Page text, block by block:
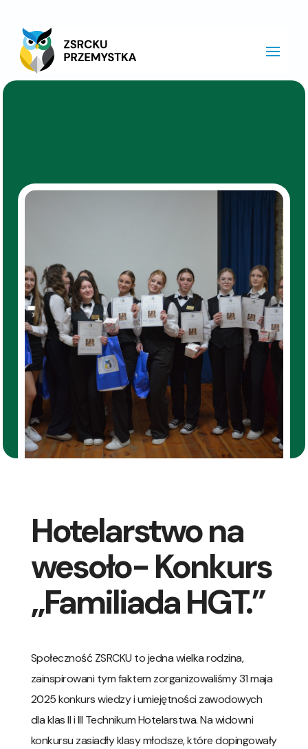
Hotelarstwo na
wesoło- Konkurs
„Familiada HGT.”
Społeczność ZSRCKU to jedna wielka rodzina,
zainspirowani tym faktem zorganizowaliśmy 31 maja
2025 konkurs wiedzy i umiejętności zawodowych
dla klas II i III Technikum Hotelarstwa. Na widowni
konkursu zasiadły klasy młodsze, które dopingowały